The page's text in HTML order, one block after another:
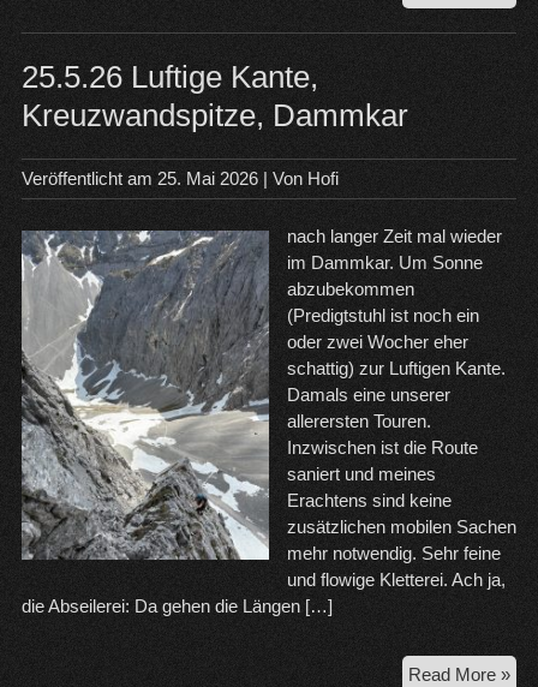
to
–
25.5.26 Luftige Kante,
Kreuzwandspitze, Dammkar
Veröffentlicht am 25. Mai 2026| Von Hofi
nach langer Zeit mal wieder
im Dammkar. Um Sonne
abzubekommen
(Predigtstuhl ist noch ein
oder zwei Wocher eher
schattig) zur Luftigen Kante.
Damals eine unserer
allerersten Touren.
Inzwischen ist die Route
saniert und meines
Erachtens sind keine
zusätzlichen mobilen Sachen
mehr notwendig. Sehr feine
und flowige Kletterei. Ach ja,
die Abseilerei: Da gehen die Längen […]
Read More »